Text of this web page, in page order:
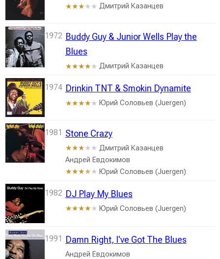
★★★★★ Дмитрий Казанцев
1972 Buddy Guy & Junior Wells Play the
Blues
★★★★★ Дмитрий Казанцев
1974 Drinkin TNT & Smokin Dynamite
★★★★★ Юрий Соловьев (Juergen)
1981 Stone Crazy
★★★★★ Дмитрий Казанцев
Андрей Евдокимов
★★★★★ Юрий Соловьев (Juergen)
1982 DJ Play My Blues
★★★★★ Юрий Соловьев (Juergen)
1991 Damn Right, I've Got The Blues
Андрей Евдокимов